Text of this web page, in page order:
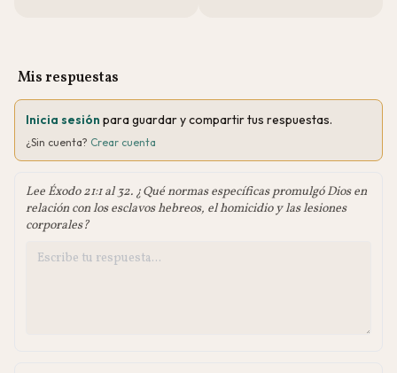
Mis respuestas
Inicia sesión para guardar y compartir tus respuestas.
¿Sin cuenta? Crear cuenta
Lee Éxodo 21:1 al 32. ¿Qué normas específicas promulgó Dios en
relación con los esclavos hebreos, el homicidio y las lesiones
corporales?